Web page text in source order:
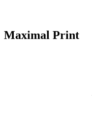
Maximal Print